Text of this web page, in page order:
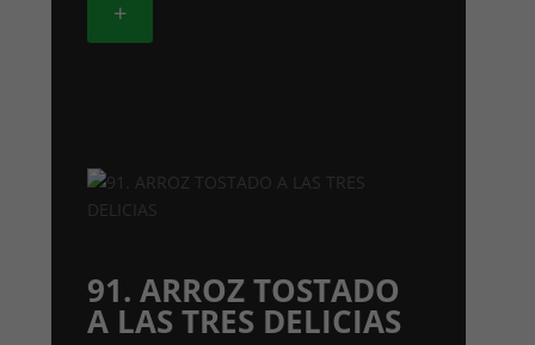
+
91. ARROZ TOSTADO
A LAS TRES DELICIAS